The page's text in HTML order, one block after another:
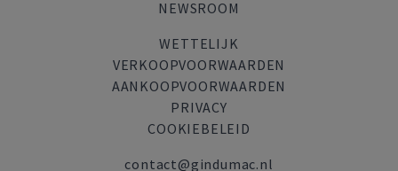
NEWSROOM
WETTELIJK
VERKOOPVOORWAARDEN
AANKOOPVOORWAARDEN
PRIVACY
COOKIEBELEID
contact@gindumac.nl